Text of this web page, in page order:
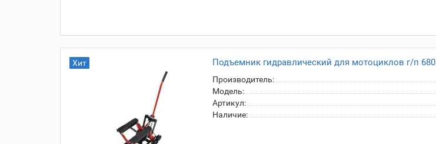
Хит Подъемник гидравлический для мотоциклов г/п 680
Производитель:
Модель:
Артикул:
Наличие: